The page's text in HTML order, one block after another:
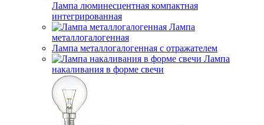
Лампа люминесцентная компактная
интегрированная
Лампа
металлогалогенная
Лампа металлогалогенная с отражателем
Лампа
накаливания в форме свечи